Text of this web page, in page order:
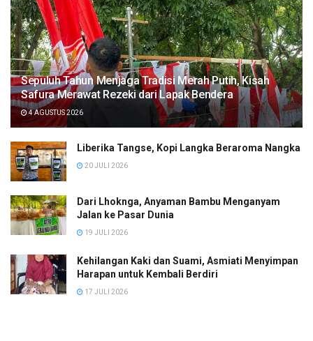
Sepuluh Tahun Menjaga Tradisi Merah Putih, Kisah
Safura Merawat Rezeki dari Lapak Bendera
4 AGUSTUS 2026
Liberika Tangse, Kopi Langka Beraroma Nangka
20 JULI 2026
Dari Lhoknga, Anyaman Bambu Menganyam
Jalan ke Pasar Dunia
19 JULI 2026
Kehilangan Kaki dan Suami, Asmiati Menyimpan
Harapan untuk Kembali Berdiri
17 JULI 2026